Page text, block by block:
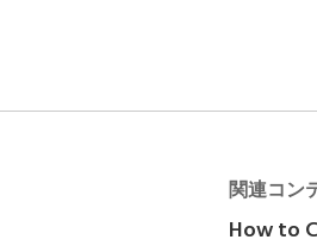
関連コン
How to